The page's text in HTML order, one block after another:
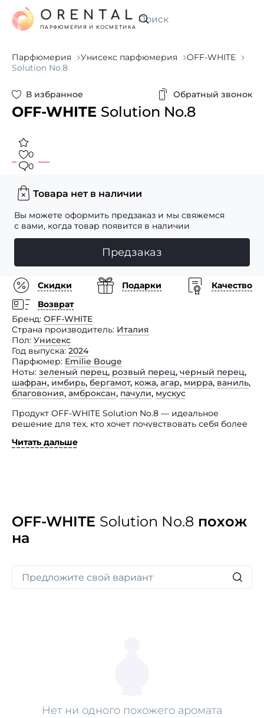
Искать
ORENTAL
ПАРФЮМЕРИЯ И КОСМЕТИКА
Парфюмерия Унисекс парфюмерия
OFF-WHITE
Solution No.8
В избранное Обратный звонок
OFF-WHITE Solution No.8
0
0
Товара нет в наличии
Вы можете оформить предзаказ и мы свяжемся
с вами, когда товар появится в наличии
Предзаказ
Скидки Подарки
Качество
Возврат
Бренд OFF-WHITE
Страна производитель Италия
Пол Унисекс
Год выпуска 2024
Парфюмер Emilie Bouge
Ноты зеленый перец, розвый перец, черный перец,
шафран, имбирь, бергамот, кожа, агар, мирра, ваниль,
благовония, амброксан, пачули, мускус
Продукт OFF-WHITE Solution No.8 — идеальное
решение для тех, кто хочет почувствовать себя более
розово-зелено-черного перца, имбиря, мирры,
и индивидуальности. Он соткан из нишевых
ингредиентов, таких как древесина, уд и зелень,
подарит вам непревзойденное ощущение доверия
Читать дальше
OFF-WHITE Solution No.8 похож
на
Нет ни одного похожего аромата